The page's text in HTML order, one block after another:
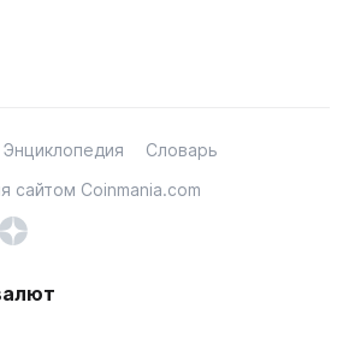
Энциклопедия
Словарь
сайтом Coinmania.com